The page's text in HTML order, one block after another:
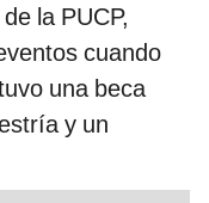
la PUCP,
cuando
una beca
y un